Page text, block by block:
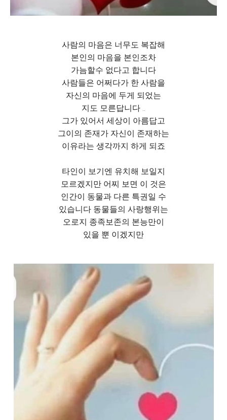
사람의 마음은 너무도 복잡해
본인의 마음을 본인조차
가늠할수 없다고 합니다
사람들은 어쩌다가 한 사람을
자신의 마음에 두게 되었는
지도 모른답니다 ..
그가 있어서 세상이 아름답고
그이의 존재가 자신이 존재하는
이유라는 생각까지 하게 되죠
타인이 보기엔 유치해 보일지
모르겠지만 어찌 보면 이 것은
인간이 동물과 다른 특권일 수
있습니다 동물들의 사랑행위는
오로지 종족보존의 본능만이
있을 뿐 이겠지만